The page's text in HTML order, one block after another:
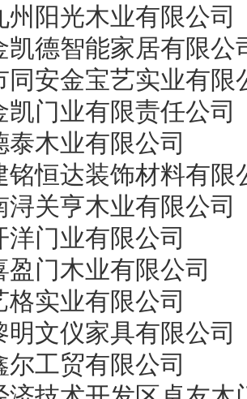
阳光木业有限公司
德智能家居有限公
安金宝艺实业有限
门业有限责任公司
木业有限公司
恒达装饰材料有限
关亨木业有限公司
门业有限公司
门木业有限公司
实业有限公司
文仪家具有限公司
工贸有限公司